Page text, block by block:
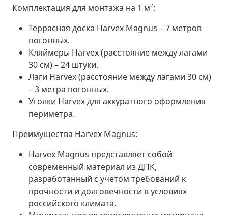
Комплектация для монтажа на 1 м²:
Террасная доска Harvex Magnus – 7 метров
погонных.
Кляймеры Harvex (расстояние между лагами
30 см) – 24 штуки.
Лаги Harvex (расстояние между лагами 30 см)
– 3 метра погонных.
Уголки Harvex для аккуратного оформления
периметра.
Преимущества Harvex Magnus:
Harvex Magnus представляет собой
современный материал из ДПК,
разработанный с учетом требований к
прочности и долговечности в условиях
российского климата.